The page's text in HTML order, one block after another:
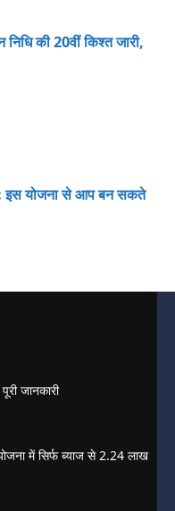
की 20वीं किश्त जारी,
योजना से आप बन सकते
जानकारी
में सिर्फ ब्याज से 2.24 लाख